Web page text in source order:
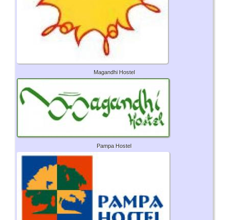
Magandhi Hostel
Pampa Hostel